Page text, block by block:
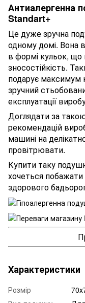
Антиалергенна
Standart+
Це дуже зручна
одному домі. Вона
в формі кульок, що
зносостійкість.
подарує максимум
зручний
експлуатації
Доглядати за
рекомендацій
машині на
провітрювати.
Купити таку
хочеться побажати
здорового
Характеристики
Розмір